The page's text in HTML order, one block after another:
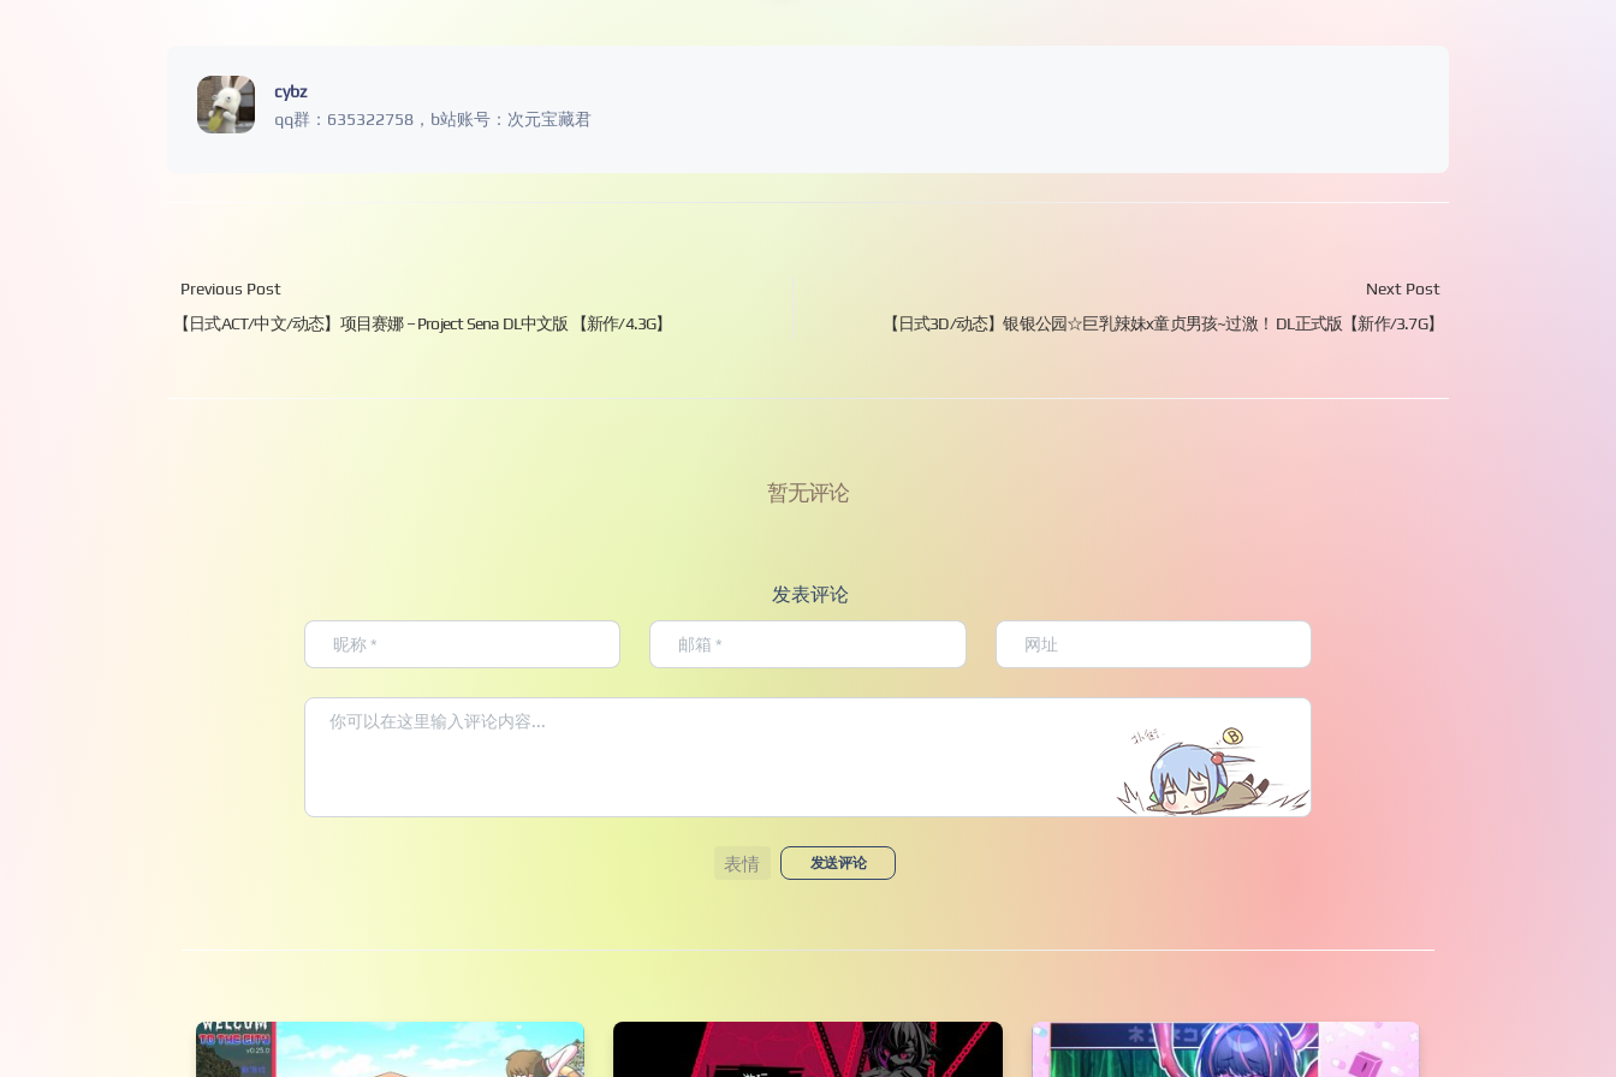
cybz
qq群：635322758，b站账号：次元宝藏君
Previous Post
【日式ACT/中文/动态】项目赛娜 – Project Sena DL中文版 【新作/4.3G】
Next Post
【日式3D/动态】银银公园☆巨乳辣妹x童贞男孩~过激！ DL正式版【新作/3.7G】
暂无评论
发表评论
表情 发送评论